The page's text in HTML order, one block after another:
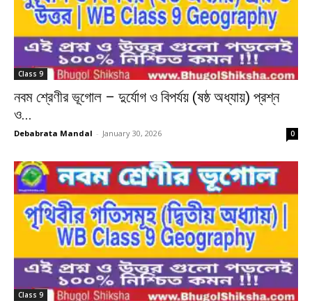
Class 9
নবম শ্রেণীর ভূগোল – দুর্যোগ ও বিপর্যয় (ষষ্ঠ অধ্যায়) প্রশ্ন
ও...
Debabrata Mandal - January 30, 2026 0
Class 9